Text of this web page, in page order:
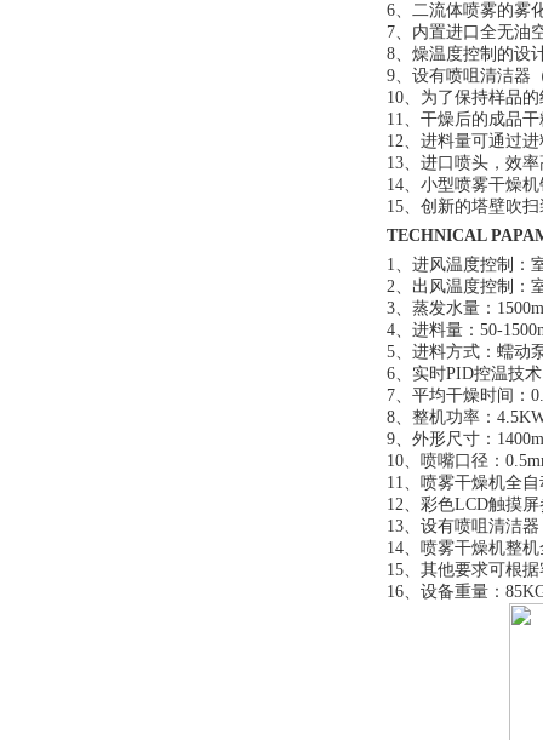
6、二流体喷雾的雾
7、内置进口全无油
8、燥温度控制的设
9、设有喷咀清洁器
10、为了保持样品
11、干燥后的成品
12、进料量可通过
13、进口喷头，效
14、小型喷雾干燥
15、创新的塔壁吹
TECHNICAL
1、进风温度控制：
2、出风温度控制：
3、蒸发水量：
4、进料量：50-
5、进料方式：蠕动
6、实时PID控温技
7、平均干燥时间：
8、整机功率：
9、外形尺寸：
10、喷嘴口径：
11、喷雾干燥机全
12、彩色LCD触摸
13、设有喷咀清洁
14、喷雾干燥机整
15、其他要求可根
16、设备重量：